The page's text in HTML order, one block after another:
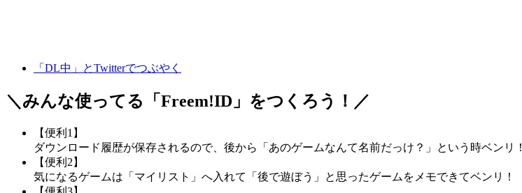
「DL中」とTwitterでつぶやく
＼みんな使ってる「 Freem!ID 」をつくろう！／
【便利1】
ダウンロード履歴が保存されるので、後から「あのゲームなんて名前だっけ？」という時ベンリ！
【便利2】
気になるゲームは「マイリスト」へ入れて「後で遊ぼう」と思ったゲームをメモできてベンリ！